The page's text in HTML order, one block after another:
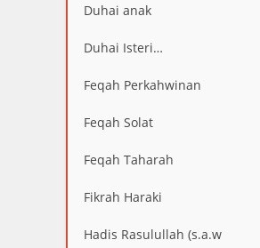
Duhai anak
Duhai Isteri…
Feqah Perkahwinan
Feqah Solat
Feqah Taharah
Fikrah Haraki
Hadis Rasulullah (s.a.w